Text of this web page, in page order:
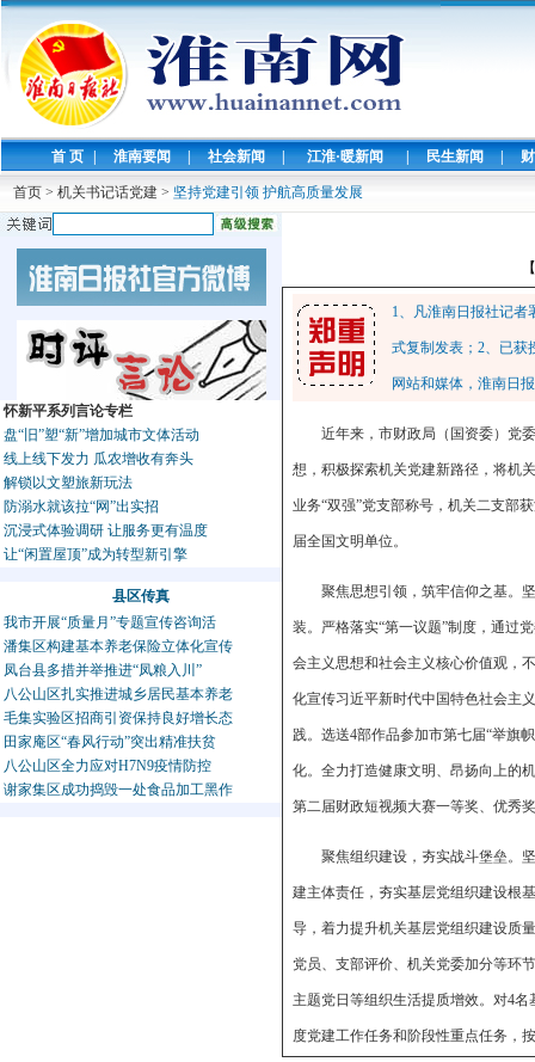
首 页 | 淮南要闻 | 社会新闻 | 江淮·暖新闻 | 民生新闻 |
首页 > 机关书记话党建 > 坚持党建引领 护航高质量发展
怀新平系列言论专栏
盘“旧”塑“新”增加城市文体活动
线上线下发力 瓜农增收有奔头
解锁以文塑旅新玩法
防溺水就该拉“网”出实招
沉浸式体验调研 让服务更有温度
让“闲置屋顶”成为转型新引擎
县区传真
我市开展“质量月”专题宣传咨询活
潘集区构建基本养老保险立体化宣传
凤台县多措并举推进“凤粮入川”
八公山区扎实推进城乡居民基本养老
毛集实验区招商引资保持良好增长态
田家庵区“春风行动”突出精准扶贫
八公山区全力应对H7N9疫情防控
谢家集区成功捣毁一处食品加工黑作
1、凡淮南日报社记
式复制发表；2、已获
网站和媒体，淮南日
近年来，市财政局（国资委）党
想，积极探索机关党建新路径，将机
业务“双强”党支部称号，机关二支部
届全国文明单位。
聚焦思想引领，筑牢信仰之基。
装。严格落实“第一议题”制度，通过
会主义思想和社会主义核心价值观，
化宣传习近平新时代中国特色社会主
践。选送4部作品参加市第七届“举旗
化。全力打造健康文明、昂扬向上的
第二届财政短视频大赛一等奖、优秀
聚焦组织建设，夯实战斗堡垒。
建主体责任，夯实基层党组织建设根
导，着力提升机关基层党组织建设质
党员、支部评价、机关党委加分等环
主题党日等组织生活提质增效。对4
度党建工作任务和阶段性重点任务，